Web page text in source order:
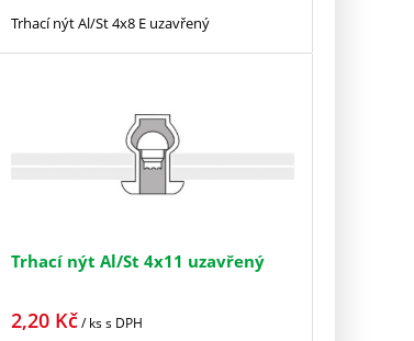
Trhací nýt Al/St 4x8 E uzavřený
Trhací nýt Al/St 4x11 uzavřený
2,20 Kč/ kss DPH